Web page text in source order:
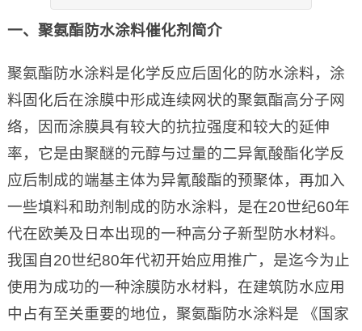
一、聚氨酯防水涂料催化剂简介
聚氨酯防水涂料是化学反应后固化的防水涂料，涂
料固化后在涂膜中形成连续网状的聚氨酯高分子网
络，因而涂膜具有较大的抗拉强度和较大的延伸
率，它是由聚醚的元醇与过量的二异氰酸酯化学反
应后制成的端基主体为异氰酸酯的预聚体，再加入
一些填料和助剂制成的防水涂料，是在20世纪60年
代在欧美及日本出现的一种高分子新型防水材料。
我国自20世纪80年代初开始应用推广，是迄今为止
使用为成功的一种涂膜防水材料，在建筑防水应用
中占有至关重要的地位，聚氨酯防水涂料是 《国家